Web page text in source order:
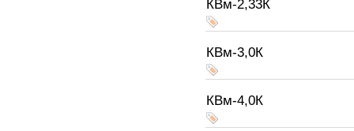
КВм-2,33К
КВм-3,0К
КВм-4,0К